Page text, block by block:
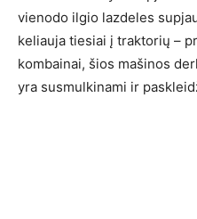
vienodo ilgio lazdeles
keliauja tiesiai į traktorių –
kombainai, šios mašinos
yra susmulkinami ir